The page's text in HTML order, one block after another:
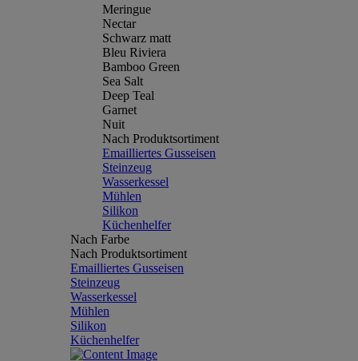
Meringue
Nectar
Schwarz matt
Bleu Riviera
Bamboo Green
Sea Salt
Deep Teal
Garnet
Nuit
Nach Produktsortiment
Emailliertes Gusseisen
Steinzeug
Wasserkessel
Mühlen
Silikon
Küchenhelfer
Nach Farbe
Nach Produktsortiment
Emailliertes Gusseisen
Steinzeug
Wasserkessel
Mühlen
Silikon
Küchenhelfer